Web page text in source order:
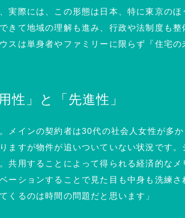
実際には、この形態は日本、特に東京のほ
きて地域の理解も進み、行政や法制度も整
スは単身者やファミリーに限らず『住宅の
性」と「先進性」
メインの契約者は30代の社会人女性が多か
ますが物件が追いついていない状況です。
共用することによって得られる経済的なメ
ーションすることで見た目も中身も洗練さ
くるのは時間の問題だと思います」